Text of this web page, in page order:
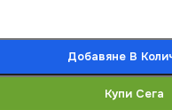
Добавяне В
Купи Сега